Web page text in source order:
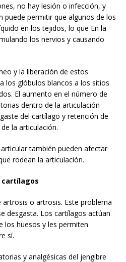
no hay lesión o infección, y
puede permitir que algunos de los
en los tejidos, lo que En la
los nervios y causando
y la liberación de estos
los glóbulos blancos a los sitios
El aumento en el número de
dentro de la articulación
del cartílago y retención de
la articulación.
también pueden afectar
rodean la articulación.
cartílagos
o artrosis. Este problema
desgasta. Los cartílagos actúan
los huesos y les permiten
sí.
y analgésicas del jengibre